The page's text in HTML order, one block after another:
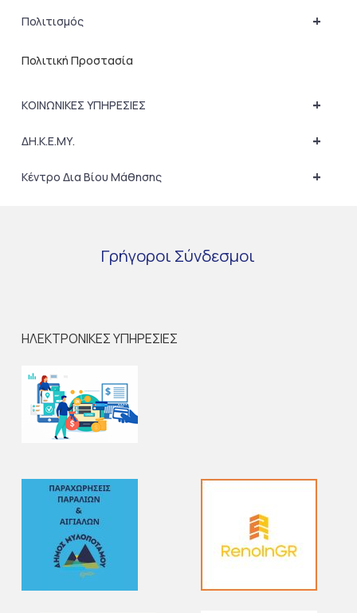
+
Πολιτισμός
Πολιτική Προστασία
+
ΚΟΙΝΩΝΙΚΕΣ ΥΠΗΡΕΣΙΕΣ
+
ΔΗ.Κ.Ε.ΜΥ.
+
Κέντρο Δια Βίου Μάθησης
Γρήγοροι Σύνδεσμοι
ΗΛΕΚΤΡΟΝΙΚΕΣ ΥΠΗΡΕΣΙΕΣ